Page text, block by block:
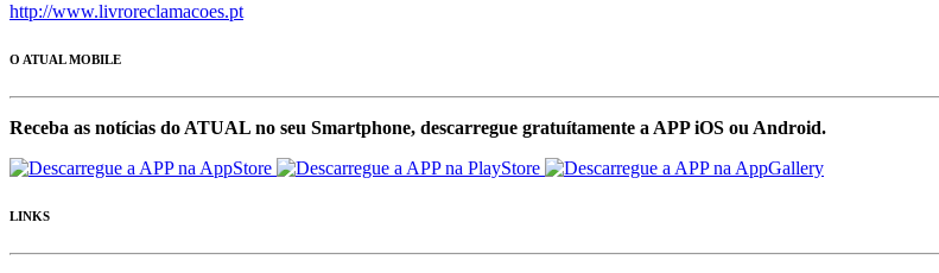
http://www.livroreclamacoes.pt
O ATUAL MOBILE
Receba as notícias do ATUAL no seu Smartphone, descarregue gratuítamente a APP iOS ou Android.
LINKS